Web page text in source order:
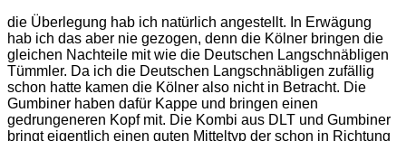
die Überlegung hab ich natürlich angestellt. In Erwägung
hab ich das aber nie gezogen, denn die Kölner bringen die
gleichen Nachteile mit wie die Deutschen Langschnäbligen
Tümmler. Da ich die Deutschen Langschnäbligen zufällig
schon hatte kamen die Kölner also nicht in Betracht. Die
Gumbiner haben dafür Kappe und bringen einen
gedrungeneren Kopf mit. Die Kombi aus DLT und Gumbiner
bringt eigentlich einen guten Mitteltyp der schon in Richtung